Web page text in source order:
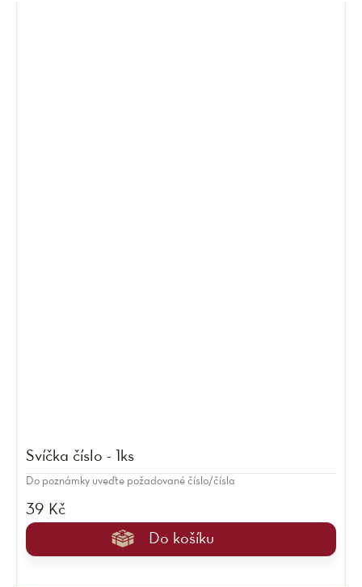
Svíčka číslo - 1ks
39 Kč
Do košíku
Do poznámky uveďte požadované číslo/čísla